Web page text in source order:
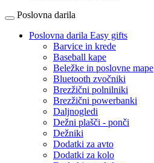
Poslovna darila
Poslovna darila Easy gifts
Barvice in krede
Baseball kape
Beležke in poslovne mape
Bluetooth zvočniki
Brezžični polnilniki
Brezžični powerbanki
Daljnogledi
Dežni plašči - ponči
Dežniki
Dodatki za avto
Dodatki za kolo